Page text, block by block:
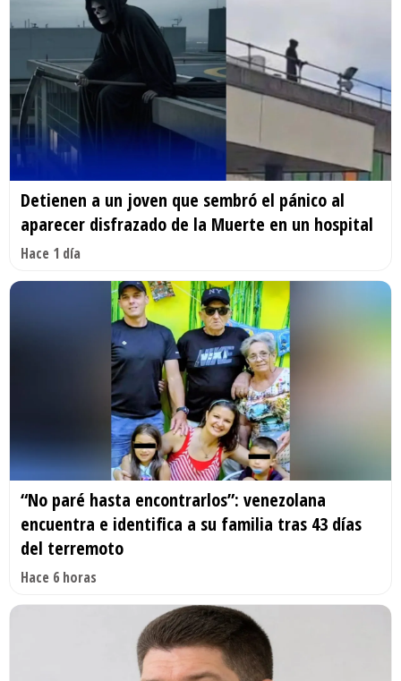
Detienen a un joven que sembró el pánico al
aparecer disfrazado de la Muerte en un hospital
Hace 1 día
“No paré hasta encontrarlos”: venezolana
encuentra e identifica a su familia tras 43 días
del terremoto
Hace 6 horas